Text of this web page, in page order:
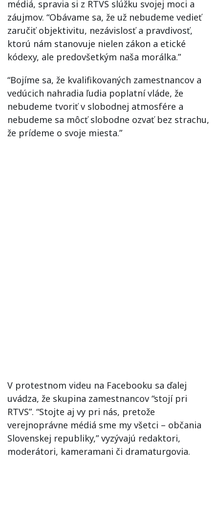
médiá, spravia si z RTVS slúžku svojej moci a
záujmov. “Obávame sa, že už nebudeme vedieť
zaručiť objektivitu, nezávislosť a pravdivosť,
ktorú nám stanovuje nielen zákon a etické
kódexy, ale predovšetkým naša morálka.”
“Bojíme sa, že kvalifikovaných zamestnancov a
vedúcich nahradia ľudia poplatní vláde, že
nebudeme tvoriť v slobodnej atmosfére a
nebudeme sa môcť slobodne ozvať bez strachu,
že prídeme o svoje miesta.”
V protestnom videu na Facebooku sa ďalej
uvádza, že skupina zamestnancov “stojí pri
RTVS”. “Stojte aj vy pri nás, pretože
verejnoprávne médiá sme my všetci – občania
Slovenskej republiky,” vyzývajú redaktori,
moderátori, kameramani či dramaturgovia.